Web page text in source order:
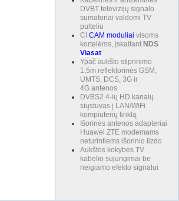
DVBT televizijų signalo
sumatoriai valdomi TV
pulteliu
CI CAM moduliai visoms
kortelėms, įskaitant NDS
Viasat
Ypač aukšto stiprinimo
1,5m reflektorinės GSM,
UMTS, DCS, 3G ir
4G antenos
DVBS2 4-ių HD kanalų
siųstuvas į LAN/WiFi
kompiuterių tinklą
Išorinės antenos adapteriai
Huawei ZTE modemams
neturintiems išorinio lizdo
Aukštos kokybės TV
kabelio sujungimai be
neigiamo efekto signalui